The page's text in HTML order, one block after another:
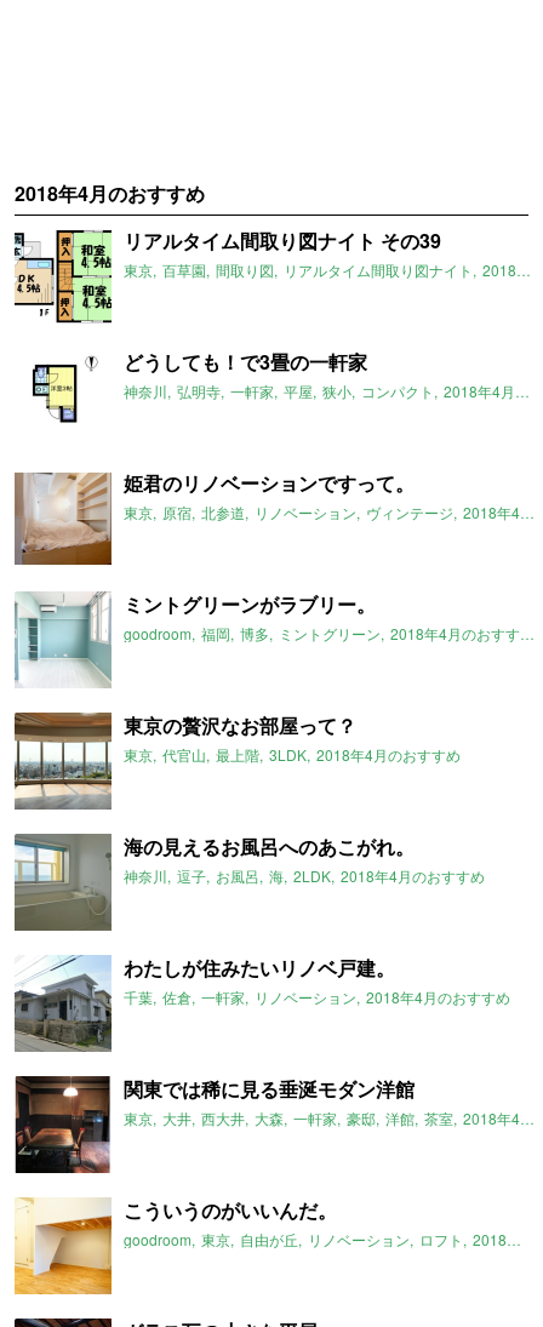
2018年4月のおすすめ
リアルタイム間取り図ナイト その39
東京 百草園 間取り図 リアルタイム間取り図ナイト 2018年4月のおすすめ
どうしても！で3畳の一軒家
神奈川 弘明寺 一軒家 平屋 狭小 コンパクト 2018年4月のおすすめ
姫君のリノベーションですって。
東京 原宿 北参道 リノベーション ヴィンテージ 2018年4月のおすすめ
ミントグリーンがラブリー。
goodroom 福岡 博多 ミントグリーン 2018年4月のおすすめ
東京の贅沢なお部屋って？
東京 代官山 最上階 3LDK 2018年4月のおすすめ
海の見えるお風呂へのあこがれ。
神奈川 逗子 お風呂 海 2LDK 2018年4月のおすすめ
わたしが住みたいリノベ戸建。
千葉 佐倉 一軒家 リノベーション 2018年4月のおすすめ
関東では稀に見る垂涎モダン洋館
東京 大井 西大井 大森 一軒家 豪邸 洋館 茶室 2018年4月のおすすめ
こういうのがいいんだ。
goodroom 東京 自由が丘 リノベーション ロフト 2018年4月のおすすめ